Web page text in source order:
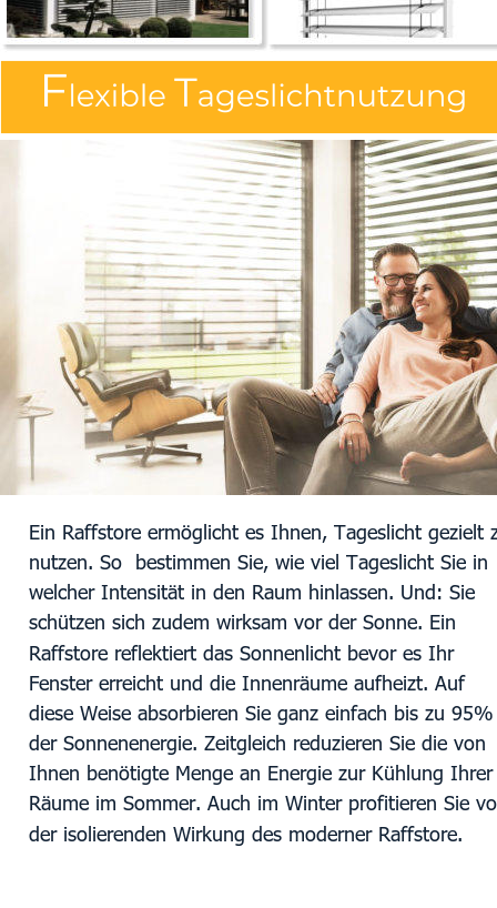
Ein Raffstore ermöglicht es Ihnen, Tageslicht gezielt
nutzen. So  bestimmen Sie, wie viel Tageslicht Sie in
welcher Intensität in den Raum hinlassen. Und: Sie
schützen sich zudem wirksam vor der Sonne. Ein
Raffstore reflektiert das Sonnenlicht bevor es Ihr
Fenster erreicht und die Innenräume aufheizt. Auf
diese Weise absorbieren Sie ganz einfach bis zu
der Sonnenenergie. Zeitgleich reduzieren Sie die von
Ihnen benötigte Menge an Energie zur Kühlung
Räume im Sommer. Auch im Winter profitieren Sie
der isolierenden Wirkung des moderner Raffstore.